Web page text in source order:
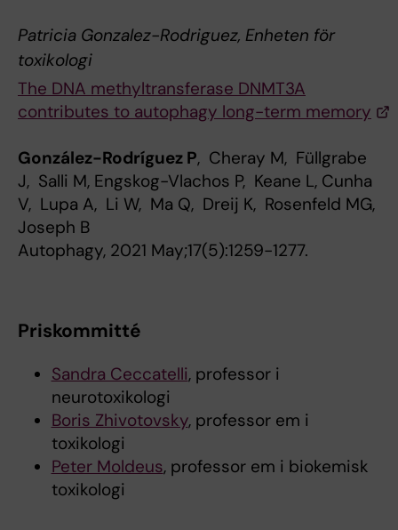
Patricia Gonzalez-Rodriguez, Enheten för
toxikologi
The DNA methyltransferase DNMT3A
contributes to autophagy long-term memory
González-Rodríguez P, Cheray M, Füllgrabe
J, Salli M, Engskog-Vlachos P, Keane L, Cunha
V, Lupa A, Li W, Ma Q, Dreij K, Rosenfeld MG,
Joseph B
Autophagy, 2021 May;17(5):1259-1277.
Priskommitté
Sandra Ceccatelli, professor i
neurotoxikologi
Boris Zhivotovsky, professor em i
toxikologi
Peter Moldeus, professor em i biokemisk
toxikologi